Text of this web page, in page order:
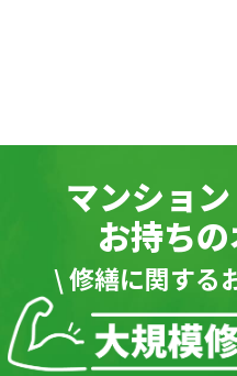
マンショ
お持ち
\ 修繕に関する